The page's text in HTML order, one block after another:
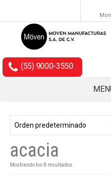
(55) 9000-3550
Cubiertos
Accesorios
Empaques
acacia
Mostrando los 8 resultados